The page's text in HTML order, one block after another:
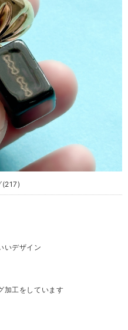
(217)
いデザイン
加工をしています